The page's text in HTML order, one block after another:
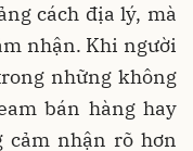
cách địa lý, mà
nhận. Khi người
những không
bán hàng hay
cảm nhận rõ hơn